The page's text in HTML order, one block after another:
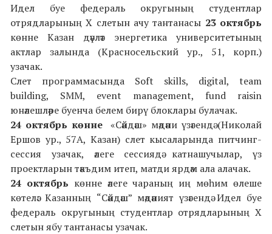
Идел буе федераль округының студентлар
отрядларының Х слетын ачу тантанасы 23 октябрь
көнне Казан дәүләт энергетика университетының
актлар залында (Красносельский ур., 51, корп.)
узачак.
Слет программасында Soft skills, digital, team
building, SMM, event management, fund raisin
юнәлешләре буенча белем бирү блоклары булачак.
24 октябрь көнне «Сәйдәш» мәдәни үзәгендә (Николай
Ершов ур., 57А, Казан) слет кысаларында питчинг-
сессия узачак, әлеге сессиядә катнашучылар, үз
проектларын тәкъдим итеп, матди ярдәм ала алачак.
24 октябрь көнне әлеге чараның иң мөһим өлеше
көтелә: Казанның “Сәйдәш” мәдәният үзәгендә Идел буе
федераль округының студентлар отрядларының Х
слетын ябу тантанасы узачак.